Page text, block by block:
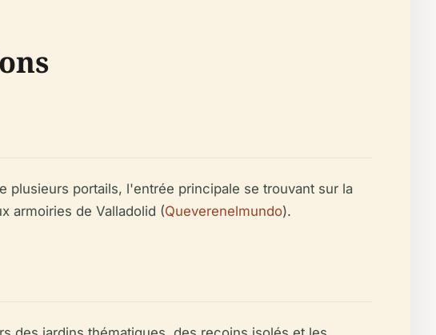
portails, l'entrée principale se trouvant sur la
armoiries de Valladolid (Queverenelmundo).